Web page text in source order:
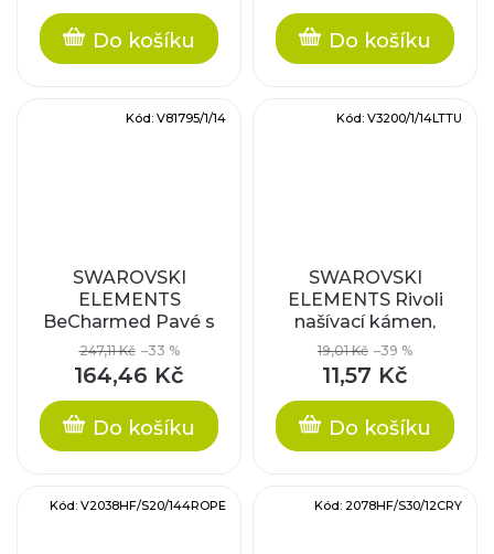
Do košíku Do košíku
SWAROVSKI
ELEMENTS
BeCharmed Pavé s
xilion šatony -
národní barvy/ocel,
14mm
247,11 Kč –33 %
164,46 Kč
Do košíku
Kód: V81795/1/14
SWAROVSKI
ELEMENTS Rivoli
našívací kámen,
light turquoise,
14mm
19,01 Kč –39 %
11,57 Kč
Do košíku
Kód: V3200/1/14LTTU
Kód: V2038HF/S20/144ROPE Kód: 2078HF/S30/12CRY